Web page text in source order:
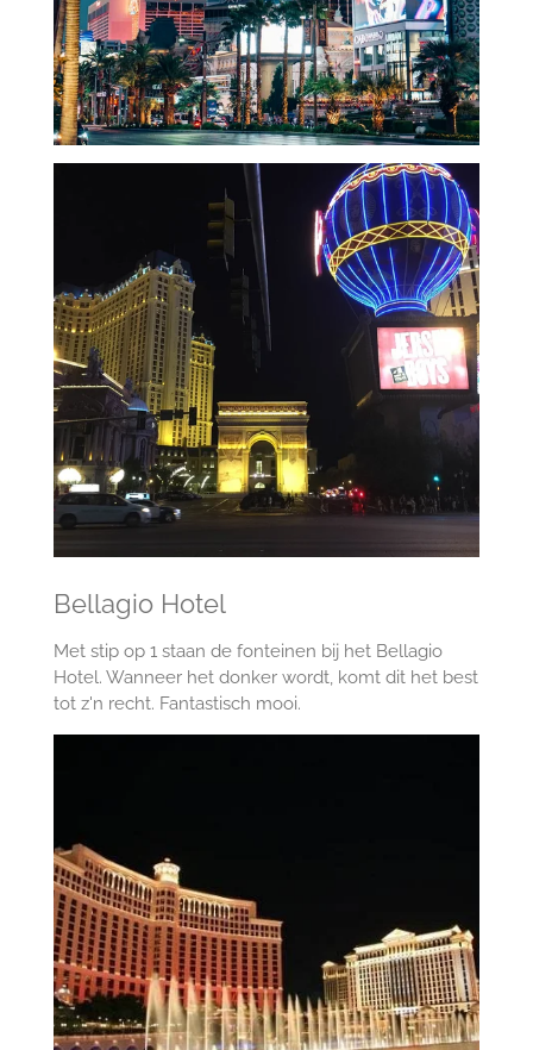
Bellagio Hotel
Met stip op 1 staan de fonteinen bij het Bellagio
Hotel. Wanneer het donker wordt, komt dit het best
tot z'n recht. Fantastisch mooi.